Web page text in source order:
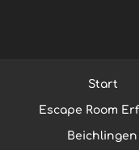
Start
Escape Room
Beichlingen